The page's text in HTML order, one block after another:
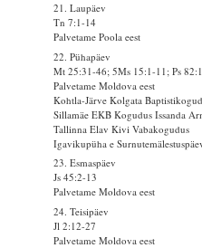
21. Laupäev
Tn 7:1-14
Palvetame Poola eest
22. Pühapäev
Mt 25:31-46; 5Ms 15:1-11; Ps
Palvetame Moldova eest
Kohtla-Järve Kolgata
Sillamäe EKB Kogudus Issanda
Tallinna Elav Kivi Vabakogudus
Igavikupüha e
23. Esmaspäev
Js 45:2-13
Palvetame Moldova eest
24. Teisipäev
Jl 2:12-27
Palvetame Moldova eest